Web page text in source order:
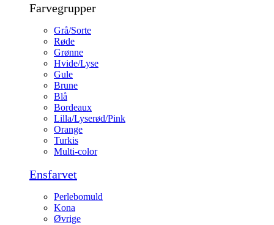
Farvegrupper
Grå/Sorte
Røde
Grønne
Hvide/Lyse
Gule
Brune
Blå
Bordeaux
Lilla/Lyserød/Pink
Orange
Turkis
Multi-color
Ensfarvet
Perlebomuld
Kona
Øvrige